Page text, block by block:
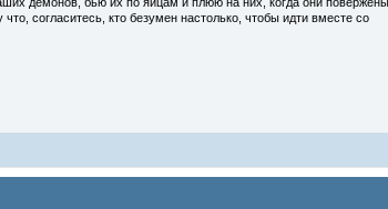
согласитесь, кто безумен настолько, чтобы идти вместе со